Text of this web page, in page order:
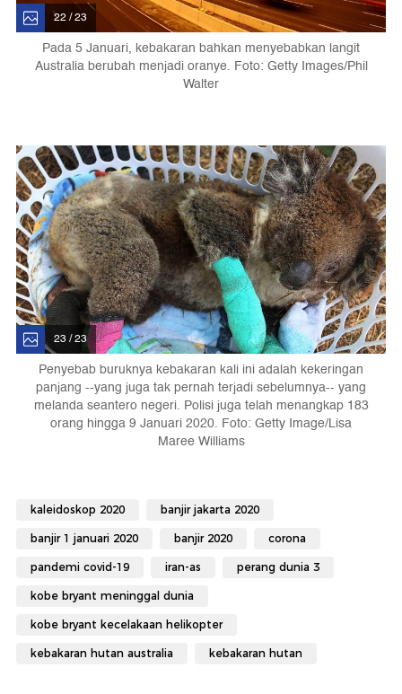
22 / 23
Pada 5 Januari, kebakaran bahkan menyebabkan langit
Australia berubah menjadi oranye. Foto: Getty Images/Phil
Walter
23 / 23
Penyebab buruknya kebakaran kali ini adalah kekeringan
panjang --yang juga tak pernah terjadi sebelumnya-- yang
melanda seantero negeri. Polisi juga telah menangkap 183
orang hingga 9 Januari 2020. Foto: Getty Image/Lisa
Maree Williams
kaleidoskop 2020 banjir jakarta 2020
banjir 1 januari 2020 banjir 2020 corona
pandemi covid-19 iran-as perang dunia 3
kobe bryant meninggal dunia
kobe bryant kecelakaan helikopter
kebakaran hutan australia kebakaran hutan